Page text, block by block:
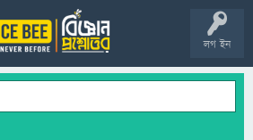
লগ ইন